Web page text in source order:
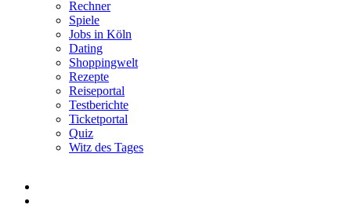
Rechner
Spiele
Jobs in Köln
Dating
Shoppingwelt
Rezepte
Reiseportal
Testberichte
Ticketportal
Quiz
Witz des Tages